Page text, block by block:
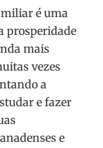
é uma
prosperidade
mais
vezes
a
e fazer
e